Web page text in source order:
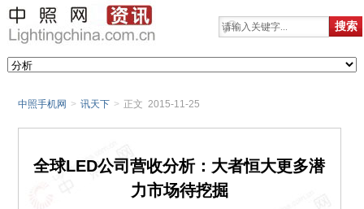
中照手机网 > 讯天下 > 正文 2015-11-25
全球LED公司营收分析：大者恒大更多潜
力市场待挖掘